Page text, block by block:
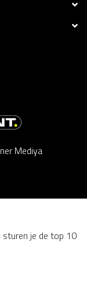
Mediya
sturen je de top 10